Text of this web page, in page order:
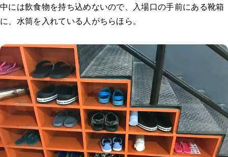
中には飲食物を持ち込めないので、入場口の手前にある靴箱
に、水筒を入れている人がちらほら。